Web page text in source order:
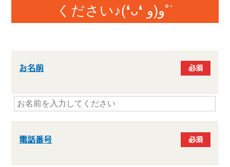
ください♪(❛ᴗ❛ و(و˚˙
お名前 必須
電話番号 必須